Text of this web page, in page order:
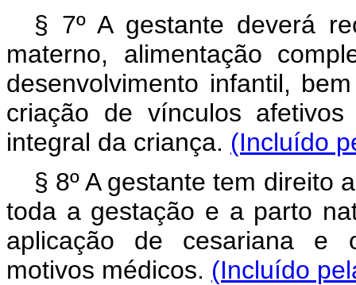
§ 7º A gestante deverá
materno, alimentação
desenvolvimento infantil,
criação de vínculos
integral da criança. (Incluído
§ 8º A gestante tem direito
toda a gestação e a parto
aplicação de cesariana e
motivos médicos. (Incluído